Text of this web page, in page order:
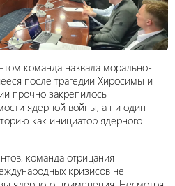
команда назвала морально-
после трагедии Хиросимы и
прочно закрепилось
ядерной войны, а ни один
как инициатор ядерного
команда отрицания
кризисов не